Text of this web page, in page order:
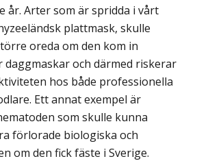
år. Arter som är spridda i vårt
plattmask, skulle
oreda om den kom in
dagg­maskar och därmed riskerar
hos både professionella
Ett annat exempel är
som skulle kunna
förlorade biologiska och
om den fick fäste i Sverige.